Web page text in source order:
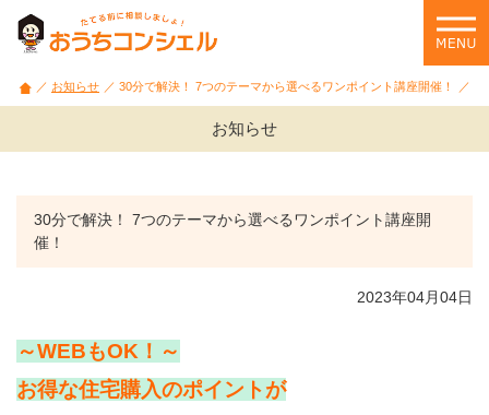
県・
お知らせ 30分で解決！ 7つのテーマから選べるワンポイント講座開催！
お知らせ
30分で解決！ 7つのテーマから選べるワンポイント講座開
催！
2023年04月04日
～WEBもOK！～
お得な住宅購入のポイントが